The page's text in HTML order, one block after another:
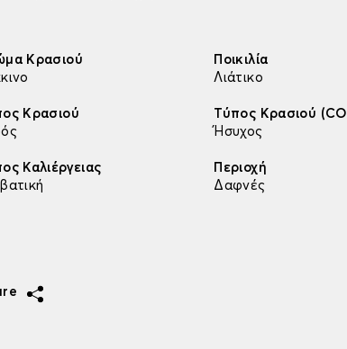
Κρασιού
Ποικιλία
Λιάτικο
Κρασιού
Τύπος Κρασιού (CO
Ήσυχος
Καλιέργειας
Περιοχή
Δαφνές